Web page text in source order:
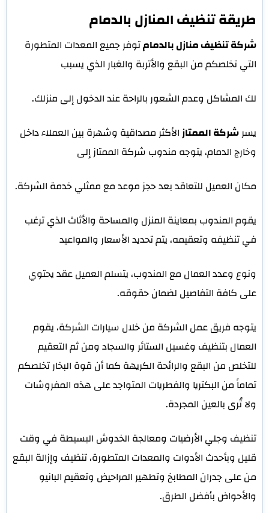
طريقة تنظيف المنازل بالدمام
شركة تنظيف منازل بالدمامتوفر جميع المعدات المتطورة
التي تخلصكم من البقع والأتربة والغبار الذي يسبب
لك المشاكل وعدم الشعور بالراحة عند الدخول إلى منزلك.
يسرشركة الممتازالأكثر مصداقية وشهرة بين العملاء داخل
وخارج الدمام، يتوجه مندوب شركة الممتاز إلى
مكان العميل للتعاقد بعد حجز موعد مع ممثلي خدمة الشركة.
يقوم المندوب بمعاينة المنزل والمساحة والأثاث الذي ترغب
في تنظيفه وتعقيمه، يتم تحديد الأسعار والمواعيد
ونوع وعدد العمال مع المندوب، يتسلم العميل عقد يحتوي
على كافة التفاصيل لضمان حقوقه.
يتوجه فريق عمل الشركة من خلال سيارات الشركة، يقوم
العمال بتنظيف وغسيل الستائر والسجاد ومن ثم التعقيم
للتخلص من البقع والرائحة الكريهة كما أن قوة البخار تخلصكم
تماماً من البكتريا والفطريات المتواجد على هذه المفروشات
ولا تُرى بالعين المجردة.
تنظيف وجلي الأرضيات ومعالجة الخدوش البسيطة في وقت
قليل وبأحدث الأدوات والمعدات المتطورة، تنظيف وإزالة البقع
من على جدران المطابخ وتطهير المراحيض وتعقيم البانيو
والأحواض بأفضل الطرق.